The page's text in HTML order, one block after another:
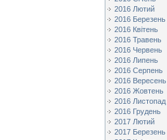
2016 Лютий
2016 Березень
2016 Квітень
2016 Травень
2016 Червень
2016 Липень
2016 Серпень
2016 Вересень
2016 Жовтень
2016 Листопад
2016 Грудень
2017 Лютий
2017 Березень